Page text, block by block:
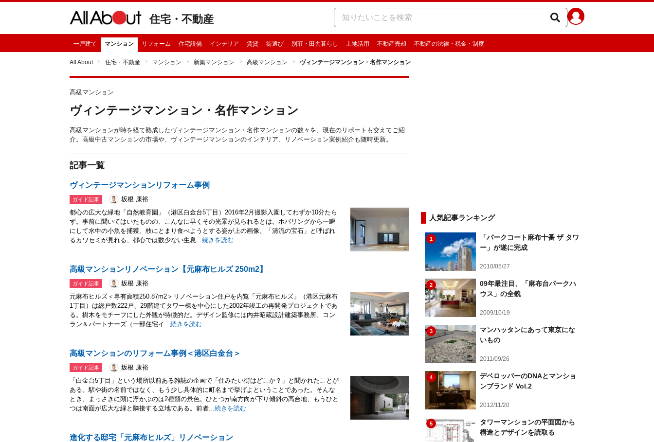
住宅・不動産
一戸建て マンション リフォーム 住宅設備 インテリア 賃貸 街選び 別荘・田舎暮らし 土地活用 不動産売却 不動産の法律・税金・制度
All About 住宅・不動産 マンション 新築マンション 高級マンション ヴィンテージマンション・名作マンション
高級マンション
ヴィンテージマンション・名作マンション
高級マンションが時を経て熟成したヴィンテージマンション・名作マンションの数々を、現在のリポートも交えてご紹
介。高級中古マンションの市場や、ヴィンテージマンションのインテリア、リノベーション実例紹介も随時更新。
記事一覧
ヴィンテージマンションリフォーム事例
ガイド記事
坂根 康裕
都心の広大な緑地「自然教育園」（港区白金台5丁目）2016年2月撮影入園してわずか10分たら
ず。事前に聞いてはいたものの、こんなに早くその光景が見られるとは。ホバリングから一瞬
にして水中の小魚を捕獲、枝にとまり食べようとする姿が上の画像。「清流の宝石」と呼ばれ
るカワセミが見れる、都心では数少ない生息...続きを読む
高級マンションリノベーション【元麻布ヒルズ 250m2】
ガイド記事
坂根 康裕
元麻布ヒルズ＜専有面積250.87m2＞リノベーション住戸を内覧「元麻布ヒルズ」（港区元麻布
1丁目）は総戸数222戸、29階建てタワー棟を中心にした2002年竣工の再開発プロジェクトであ
る。樹木をモチーフにした外観が特徴的だ。デザイン監修には内井昭蔵設計建築事務所、コン
ラン＆パートナーズ（一部住宅イ...続きを読む
高級マンションのリフォーム事例＜港区白金台＞
ガイド記事
坂根 康裕
「白金台5丁目」という場所以前ある雑誌の企画で「住みたい街はどこか？」と聞かれたことが
ある。駅や街の名前ではなく、もう少し具体的に町名まで挙げよということであった。そんな
とき、まっさきに頭に浮かぶのは2種類の景色。ひとつが南方向が下り傾斜の高台地、もうひと
つは南面が広大な緑と隣接する立地である。前者...続きを読む
進化する邸宅「元麻布ヒルズ」リノベーション
人気記事ランキング
1
「パークコート麻布十番 ザ タワ
ー」が遂に完成
2010/05/27
2
09年最注目、「麻布台パークハ
ウス」の全貌
2009/10/19
3
マンハッタンにあって東京にな
いもの
2011/09/26
4
デベロッパーのDNAとマンショ
ンブランド Vol.2
2012/11/20
5
タワーマンションの平面図から
構造とデザインを読取る